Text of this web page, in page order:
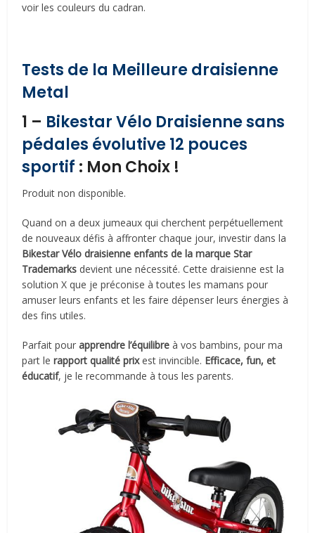
voir les couleurs du cadran.
Tests de la Meilleure draisienne
Metal
1 – Bikestar Vélo Draisienne sans
pédales évolutive 12 pouces
sportif : Mon Choix !
Produit non disponible.
Quand on a deux jumeaux qui cherchent perpétuellement
de nouveaux défis à affronter chaque jour, investir dans la
Bikestar Vélo draisienne enfants de la marque Star
Trademarks devient une nécessité. Cette draisienne est la
solution X que je préconise à toutes les mamans pour
amuser leurs enfants et les faire dépenser leurs énergies à
des fins utiles.
Parfait pourapprendre l’équilibre à vos bambins, pour ma
part lerapport qualité prixest invincible. Efficace, fun, et
éducatif, je le recommande à tous les parents.